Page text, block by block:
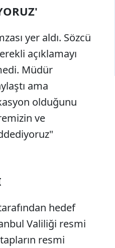
yer aldı. Sözcü
açıklamayı
Müdür
ama
olduğunu
ve
hedef
Valiliği resmi
resmi